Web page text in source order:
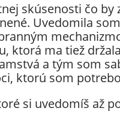
skúsenosti čo
Uvedomila
ktorá ma tiež
a tým som
ktorú som
si uvedomíš až